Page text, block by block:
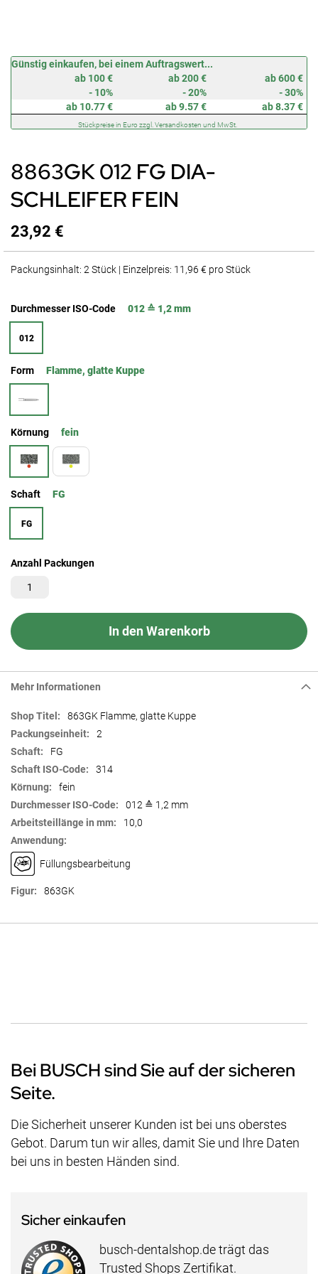
Günstig einkaufen, bei einem Auftragswert...
ab 100 €
ab 200 €
ab 600 €
- 10%
- 20%
- 30%
ab 10.77 €
ab 9.57 € ab 8.37 €
Stückpreise in Euro zzgl. Versandkosten und MwSt.
8863GK 012 FG DIA-
SCHLEIFER FEIN
23,92 €
Packungsinhalt: 2 Stück | Einzelpreis: 11,96 € pro Stück
Durchmesser ISO-Code 012 ≙ 1,2 mm
012
Form Flamme, glatte Kuppe
Körnung fein
Schaft FG
FG
Anzahl Packungen
In den Warenkorb
Zum
Anfang
springen
Mehr Informationen
Mehr
Informationen
863GK Flamme, glatte Kuppe
2
FG
314
fein
012 ≙ 1,2 mm
10,0
Füllungsbearbeitung
863GK
Bei BUSCH sind Sie auf der sicheren
Seite.
Die Sicherheit unserer Kunden ist bei uns oberstes
Gebot. Darum tun wir alles, damit Sie und Ihre Daten
bei uns in besten Händen sind.
Sicher einkaufen
busch-dentalshop.de trägt das
Trusted Shops Zertifikat.